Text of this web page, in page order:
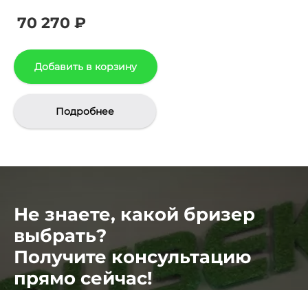
70 270 ₽
Добавить в корзину
Подробнее
Не знаете, какой бризер
выбрать?
Получите консультацию
прямо сейчас!